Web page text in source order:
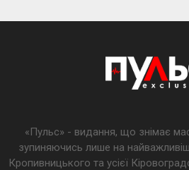
«Пульс» - видання, що знімає
зупиняючись лише на
Кропивницького та усієї